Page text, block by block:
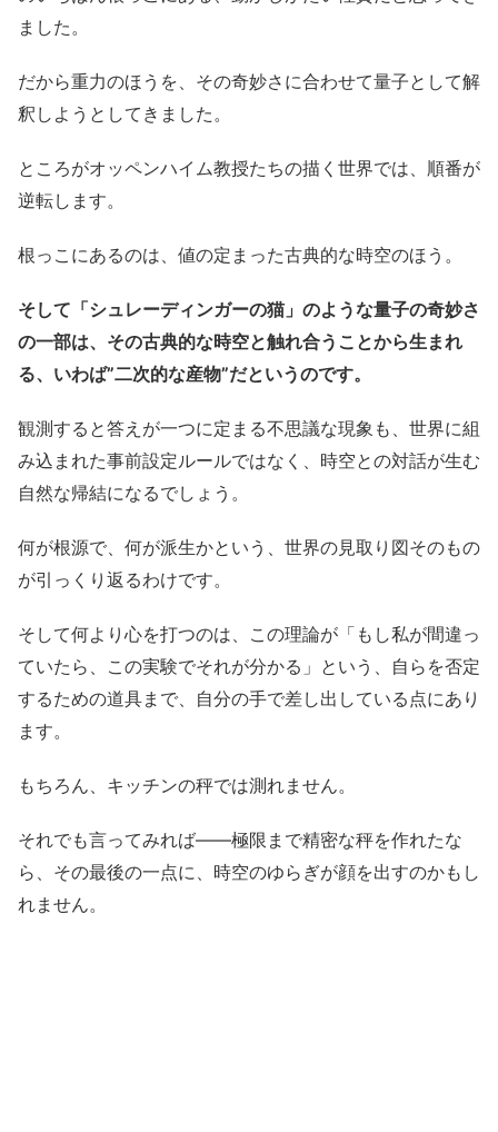
ました。
だから重力のほうを、その奇妙さに合わせて量子として解
釈しようとしてきました。
ところがオッペンハイム教授たちの描く世界では、順番が
逆転します。
根っこにあるのは、値の定まった古典的な時空のほう。
そして「シュレーディンガーの猫」のような量子の奇妙さ
の一部は、その古典的な時空と触れ合うことから生まれ
る、いわば”二次的な産物”だというのです。
観測すると答えが一つに定まる不思議な現象も、世界に組
み込まれた事前設定ルールではなく、時空との対話が生む
自然な帰結になるでしょう。
何が根源で、何が派生かという、世界の見取り図そのもの
が引っくり返るわけです。
そして何より心を打つのは、この理論が「もし私が間違っ
ていたら、この実験でそれが分かる」という、自らを否定
するための道具まで、自分の手で差し出している点にあり
ます。
もちろん、キッチンの秤では測れません。
それでも言ってみれば——極限まで精密な秤を作れたな
ら、その最後の一点に、時空のゆらぎが顔を出すのかもし
れません。